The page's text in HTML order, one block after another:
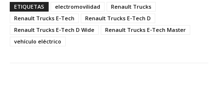
ETIQUETAS electromovilidad
Renault Trucks
Renault Trucks E-Tech
Renault Trucks E-Tech D
Renault Trucks E-Tech D Wide
Renault Trucks E-Tech Master
vehículo eléctrico